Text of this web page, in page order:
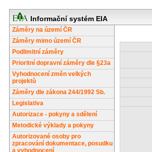
Informační systém EIA
Záměry na území ČR
Záměry mimo území ČR
Podlimitní záměry
Prioritní dopravní záměry dle §23a
Vyhodnocení změn velkých
projektů
Záměry dle zákona 244/1992 Sb.
Legislativa
Autorizace - pokyny a sdělení
Metodické výklady a pokyny
Autorizované osoby pro
zpracování dokumentace, posudku
a vyhodnocení